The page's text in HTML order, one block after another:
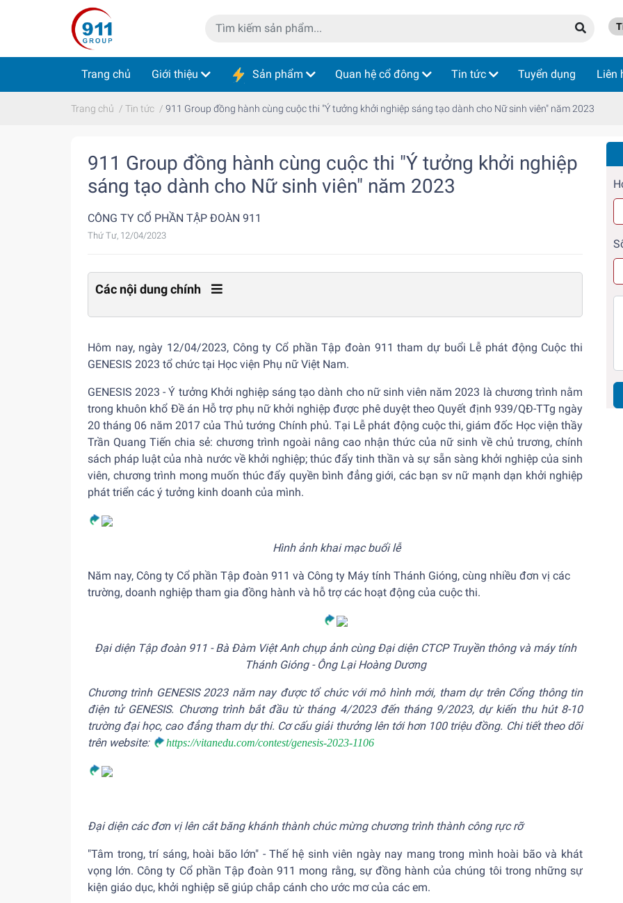
Trang chủ Giới thiệu Sản phẩm Quan hệ cổ đông Tin tức Tuyển dụng Liên
Trang chủ / Tin tức / 911 Group đồng hành cùng cuộc thi "Ý tưởng khởi nghiệp sáng tạo dành cho Nữ sinh viên" năm 2023
911 Group đồng hành cùng cuộc thi "Ý tưởng khởi nghiệp
sáng tạo dành cho Nữ sinh viên" năm 2023
CÔNG TY CỔ PHẦN TẬP ĐOÀN 911
Thứ Tư, 12/04/2023
Các nội dung chính
Hôm nay, ngày 12/04/2023, Công ty Cổ phần Tập đoàn 911 tham dự buổi Lễ phát động Cuộc thi
GENESIS 2023 tổ chức tại Học viện Phụ nữ Việt Nam.
GENESIS 2023 - Ý tưởng Khởi nghiệp sáng tạo dành cho nữ sinh viên năm 2023 là chương trình nằm
trong khuôn khổ Đề án Hỗ trợ phụ nữ khởi nghiệp được phê duyệt theo Quyết định 939/QĐ-TTg ngày
20 tháng 06 năm 2017 của Thủ tướng Chính phủ. Tại Lễ phát động cuộc thi, giám đốc Học viện thầy
Trần Quang Tiến chia sẻ: chương trình ngoài nâng cao nhận thức của nữ sinh về chủ trương, chính
sách pháp luật của nhà nước về khởi nghiệp; thúc đẩy tinh thần và sự sẵn sàng khởi nghiệp của sinh
viên, chương trình mong muốn thúc đẩy quyền bình đẳng giới, các bạn sv nữ mạnh dạn khởi nghiệp
phát triển các ý tưởng kinh doanh của mình.
Hình ảnh khai mạc buổi lễ
Năm nay, Công ty Cổ phần Tập đoàn 911 và Công ty Máy tính Thánh Gióng, cùng nhiều đơn vị các
trường, doanh nghiệp tham gia đồng hành và hỗ trợ các hoạt động của cuộc thi.
Đại diện Tập đoàn 911 - Bà Đàm Việt Anh chụp ảnh cùng Đại diện CTCP Truyền thông và máy tính
Thánh Gióng - Ông Lại Hoàng Dương
Chương trình GENESIS 2023 năm nay được tổ chức với mô hình mới, tham dự trên Cổng thông tin
điện tử GENESIS. Chương trình bắt đầu từ tháng 4/2023 đến tháng 9/2023, dự kiến thu hút 8-10
trường đại học, cao đẳng tham dự thi. Cơ cấu giải thưởng lên tới hơn 100 triệu đồng. Chi tiết theo dõi
trên website:
https://vitanedu.com/contest/genesis-2023-1106
Đại diện các đơn vị lên cắt băng khánh thành chúc mừng chương trình thành công rực rỡ
"Tâm trong, trí sáng, hoài bão lớn" - Thế hệ sinh viên ngày nay mang trong mình hoài bão và khát
vọng lớn. Công ty Cổ phần Tập đoàn 911 mong rằng, sự đồng hành của chúng tôi trong những sự
kiện giáo dục, khởi nghiệp sẽ giúp chắp cánh cho ước mơ của các em.